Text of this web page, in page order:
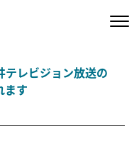
テレビジョン放送の
ます